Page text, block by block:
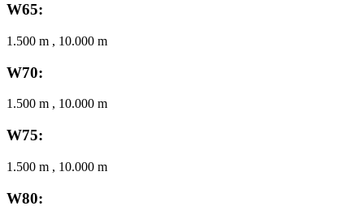
W65:
1.500 m , 10.000 m
W70:
1.500 m , 10.000 m
W75:
1.500 m , 10.000 m
W80: